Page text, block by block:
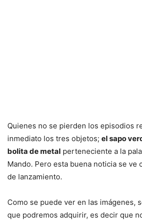
Quienes no se pierden los episodios
inmediato los tres objetos; el sapo
bolita de metal perteneciente a la
Mando. Pero esta buena noticia se ve
de lanzamiento.
Como se puede ver en las imágenes,
que podremos adquirir, es decir que